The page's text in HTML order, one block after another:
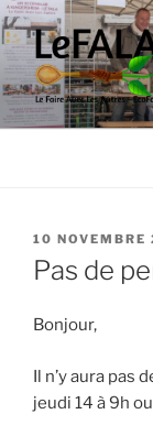
Aller
au
contenu
principal
PUBLIÉ
LE
10 NOVEMBRE
Pas de
Bonjour,
Il n’y aura pas
jeudi 14 à 9h